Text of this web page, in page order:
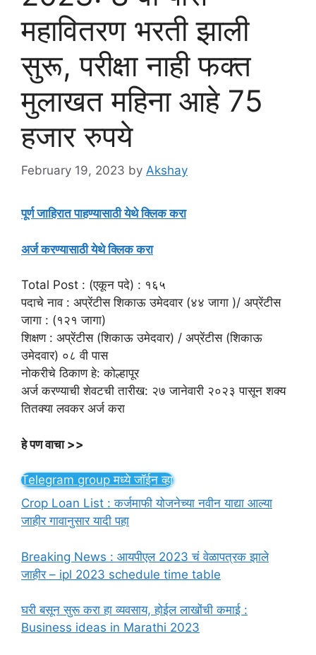
महावितरण भरती झाली
सुरू, परीक्षा नाही फक्त
मुलाखत महिना आहे 75
हजार रुपये
February 19, 2023 by Akshay
पूर्ण जाहिरात पाहण्यासाठी येथे क्लिक करा
अर्ज करण्यासाठी येथे क्लिक करा
Total Post : (एकून पदे) : १६५
पदाचे नाव : अप्रेंटीस शिकाऊ उमेदवार (४४ जागा )/ अप्रेंटीस
जागा : (१२१ जागा)
शिक्षण : अप्रेंटीस (शिकाऊ उमेदवार) / अप्रेंटीस (शिकाऊ
उमेदवार) ०८ वी पास
नोकरीचे ठिकाण हे: कोल्हापूर
अर्ज करण्याची शेवटची तारीख: २७ जानेवारी २०२३ पासून शक्य
तितक्या लवकर अर्ज करा
हे पण वाचा >>
Telegram group मध्ये जॉईन व्हा
Crop Loan List : कर्जमाफी योजनेच्या नवीन याद्या आल्या
जाहीर गावानुसार यादी पहा
Breaking News : आयपीएल 2023 चं वेळापत्रक झाले
जाहीर – ipl 2023 schedule time table
घरी बसून सुरू करा हा व्यवसाय, होईल लाखोंची कमाई :
Business ideas in Marathi 2023